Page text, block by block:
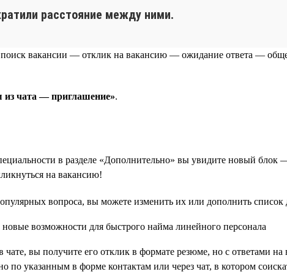
расстояние между ними.
вакансии — отклик на вакансию — ожидание ответа —
чата — приглашение».
в разделе «Дополнительно» вы увидите новый блок
на вакансию!
вопроса, вы можете изменить их или дополнить список
вы получите его отклик в формате резюме, но с ответами на
указанным в форме контактам или через чат, в котором